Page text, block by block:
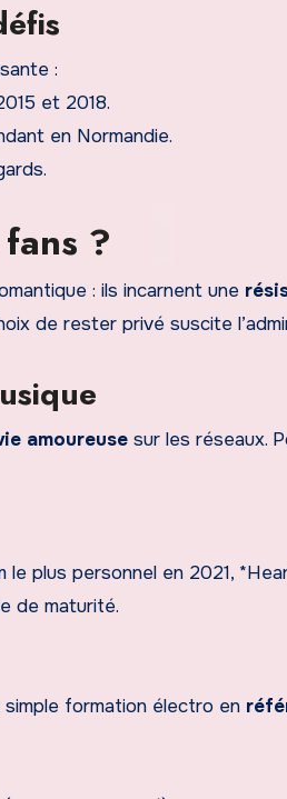
:
et 2018.
en Normandie.
?
: ils incarnent une
de rester privé suscite
amoureuse sur les réseaux.
plus personnel en 2021,
de maturité.
formation électro en